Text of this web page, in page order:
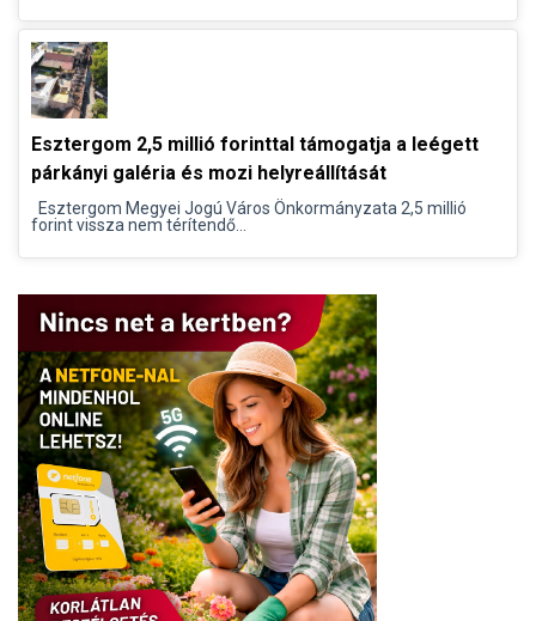
Esztergom 2,5 millió forinttal támogatja a leégett
párkányi galéria és mozi helyreállítását
Esztergom Megyei Jogú Város Önkormányzata 2,5 millió
forint vissza nem térítendő...